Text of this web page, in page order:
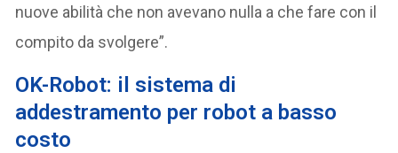
nuove abilità che non avevano nulla a che fare con il
compito da svolgere”.
OK-Robot: il sistema di
addestramento per robot a basso
costo